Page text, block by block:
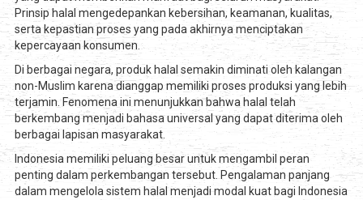
Prinsip halal mengedepankan kebersihan, keamanan, kualitas,
serta kepastian proses yang pada akhirnya menciptakan
kepercayaan konsumen.
Di berbagai negara, produk halal semakin diminati oleh kalangan
non-Muslim karena dianggap memiliki proses produksi yang lebih
terjamin. Fenomena ini menunjukkan bahwa halal telah
berkembang menjadi bahasa universal yang dapat diterima oleh
berbagai lapisan masyarakat.
Indonesia memiliki peluang besar untuk mengambil peran
penting dalam perkembangan tersebut. Pengalaman panjang
dalam mengelola sistem halal menjadi modal kuat bagi Indonesia